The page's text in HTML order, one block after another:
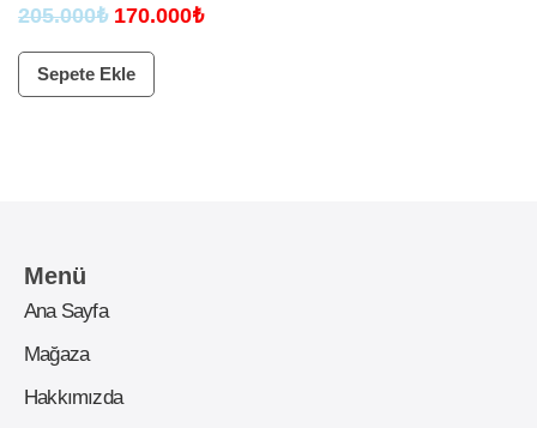
205.000₺ 170.000₺
Sepete Ekle
Menü
Ana Sayfa
Mağaza
Hakkımızda